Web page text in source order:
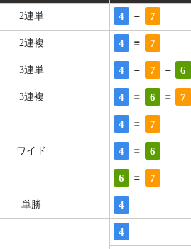
2連単 4 - 7
2連複 4 = 7
3連単 4 - 7 - 6
3連複 4 = 6 = 7
ワイド
4 = 7
4 = 6
6 = 7
単勝 4
4